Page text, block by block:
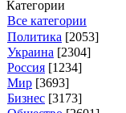
Категории
Все категории
Политика [2053]
Украина [2304]
Россия [1234]
Мир [3693]
Бизнес [3173]